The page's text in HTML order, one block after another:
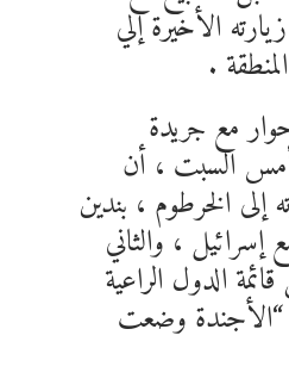
الأخيرة إلي
.
مع جريدة
أمس السبت ، أن
الخرطوم ، بندين
إسرائيل ، والثاني
الدول الراعية
“الأجندة وضعت